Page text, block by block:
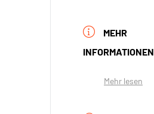
MEHR
INFORMATIONEN
Mehr lesen